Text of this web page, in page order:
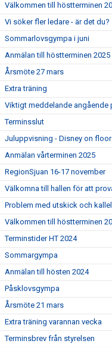
Välkommen till höstterminen
Vi söker fler ledare - är det du?
Sommarlovsgympa i juni
Anmälan till höstterminen 2025
Årsmöte 27 mars
Extra träning
Viktigt meddelande
Terminsslut
Juluppvisning - Disney on floor
Anmälan vårterminen 2025
RegionSjuan 16-17 november
Välkomna till hallen för att
Problem med utskick och
Välkommen till höstterminen
Terminstider HT 2024
Sommargympa
Anmälan till hösten 2024
Påsklovsgympa
Årsmöte 21 mars
Extra träning varannan vecka
Terminsbrev från styrelsen